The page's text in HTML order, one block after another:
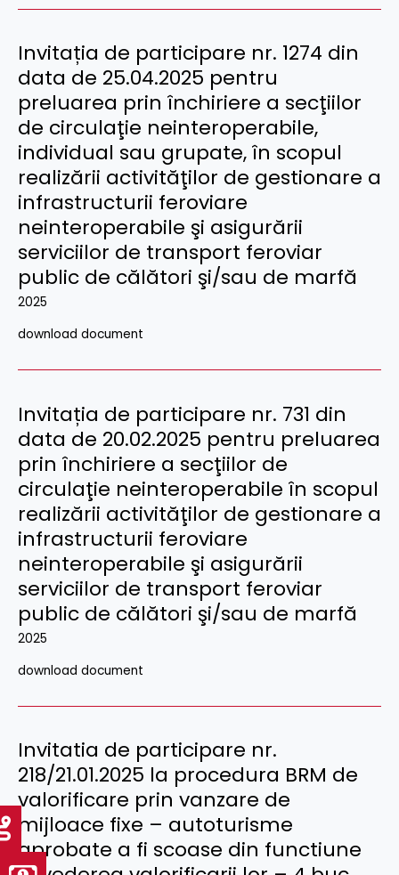
Invitația de participare nr. 1274 din
data de 25.04.2025 pentru
preluarea prin închiriere a secţiilor
de circulaţie neinteroperabile,
individual sau grupate, în scopul
realizării activităţilor de gestionare a
infrastructurii feroviare
neinteroperabile şi asigurării
serviciilor de transport feroviar
public de călători şi/sau de marfă
2025
download document
Invitația de participare nr. 731 din
data de 20.02.2025 pentru preluarea
prin închiriere a secţiilor de
circulaţie neinteroperabile în scopul
realizării activităţilor de gestionare a
infrastructurii feroviare
neinteroperabile şi asigurării
serviciilor de transport feroviar
public de călători şi/sau de marfă
2025
download document
Invitatia de participare nr.
218/21.01.2025 la procedura BRM de
valorificare prin vanzare de
mijloace fixe – autoturisme
aprobate a fi scoase din functiune